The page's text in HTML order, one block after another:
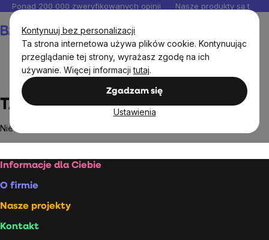
Kontynuuj bez personalizacji
Ta strona internetowa używa plików cookie. Kontynuując
przeglądanie tej strony, wyrażasz zgodę na ich
używanie. Więcej informacjitutaj.
Zgadzam się
Ustawienia
Przejść
do
treści
Ponad 200 000 zweryfikowanych opinii Nasze produkty są
TADAM
TADAM
Nie znaleziono towarów marki
Stopka
Informacje dla Ciebie
O firmie
Nasze projekty
Kontakt